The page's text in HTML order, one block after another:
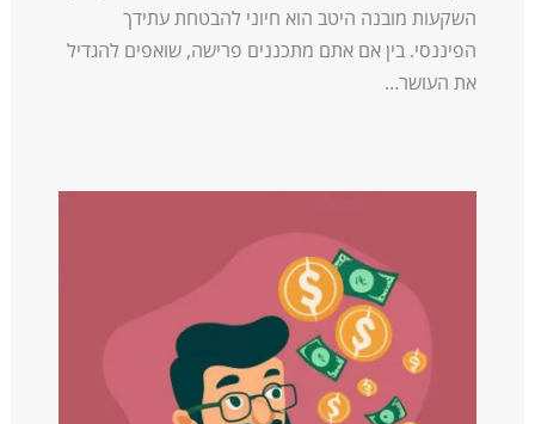
השקעות מובנה היטב הוא חיוני להבטחת עתידך
הפיננסי. בין אם אתם מתכננים פרישה, שואפים להגדיל
את העושר…